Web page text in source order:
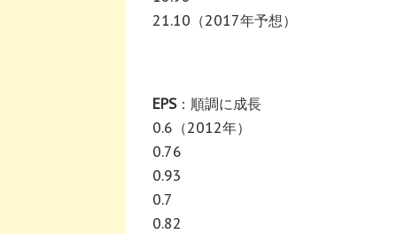
21.10（2017年予想）
EPS：順調に成長
0.6（2012年）
0.76
0.93
0.7
0.82